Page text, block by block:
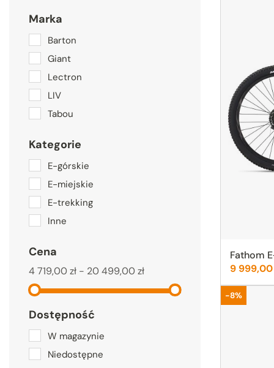
Marka
Barton
Giant
Lectron
LIV
Tabou
Kategorie
E-górskie
E-miejskie
E-trekking
Inne
Cena
4 719,00 zł - 20 499,00 zł
Dostępność
W magazynie
Niedostępne
Fathom
Cena:
9 999,00
Promocja
-8%